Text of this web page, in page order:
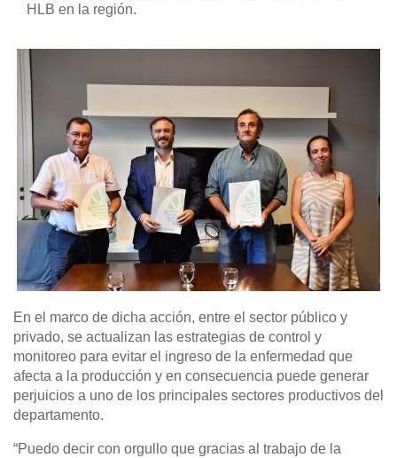
HLB en la región.
En el marco de dicha acción, entre el sector público y
privado, se actualizan las estrategias de control y
monitoreo para evitar el ingreso de la enfermedad que
afecta a la producción y en consecuencia puede generar
perjuicios a uno de los principales sectores productivos del
departamento.
“Puedo decir con orgullo que gracias al trabajo de la